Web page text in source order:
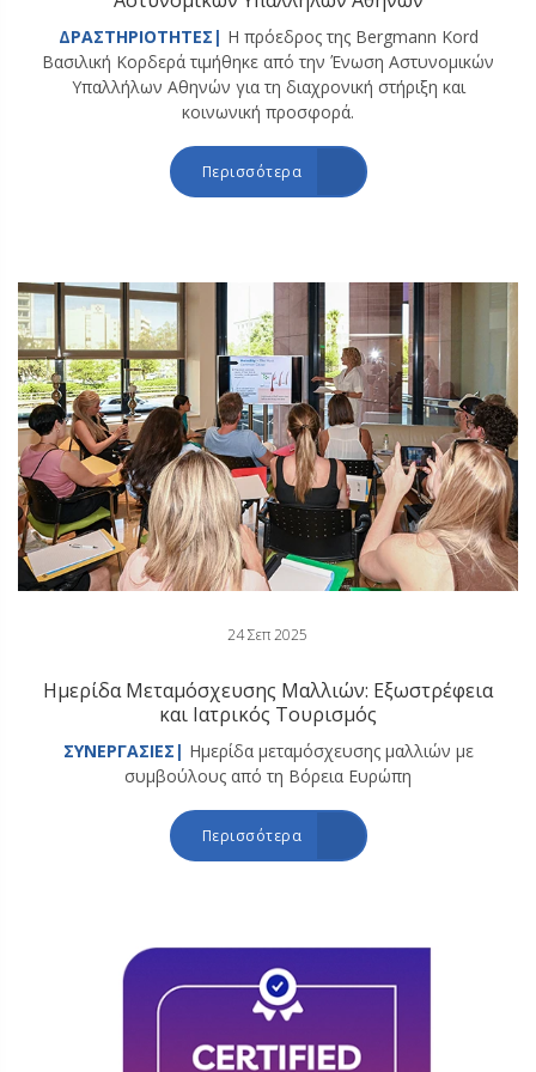
ΔΡΑΣΤΗΡΙΟΤΗΤΕΣ| Η πρόεδρος της Bergmann Kord
Βασιλική Κορδερά τιμήθηκε από την Ένωση Αστυνομικών
Υπαλλήλων Αθηνών για τη διαχρονική στήριξη και
κοινωνική προσφορά.
Περισσότερα
24 Σεπ 2025
Ημερίδα Μεταμόσχευσης Μαλλιών: Εξωστρέφεια
και Ιατρικός Τουρισμός
ΣΥΝΕΡΓΑΣΙΕΣ| Ημερίδα μεταμόσχευσης μαλλιών με
συμβούλους από τη Βόρεια Ευρώπη
Περισσότερα